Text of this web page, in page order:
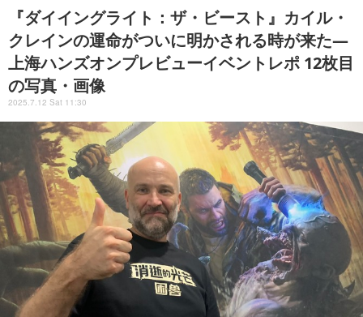
『ダイイングライト：ザ・ビースト』カイル・
クレインの運命がついに明かされる時が来た―
上海ハンズオンプレビューイベントレポ 12枚目
の写真・画像
2025.7.12 Sat 11:30